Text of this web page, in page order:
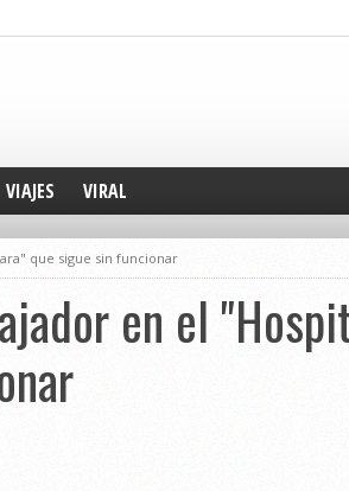
VIAJES VIRAL
que sigue sin funcionar
en el